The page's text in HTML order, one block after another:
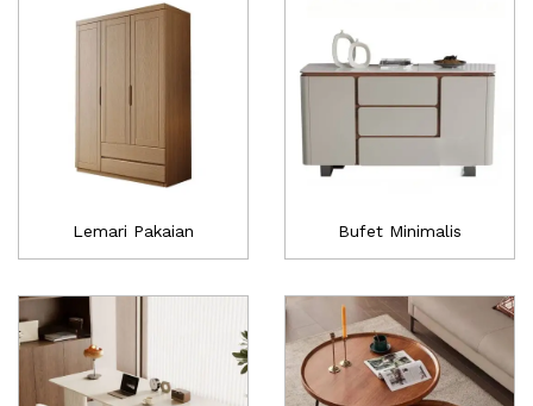
Lemari Pakaian Bufet Minimalis